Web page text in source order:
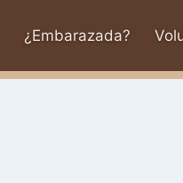
¿Embarazada?